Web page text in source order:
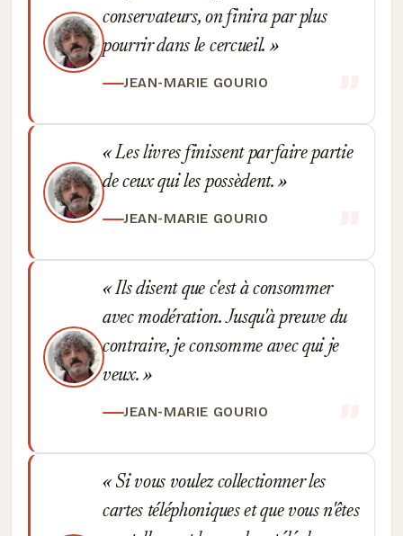
conservateurs, on finira par plus
pourrir dans le cercueil.
JEAN-MARIE GOURIO
Les livres finissent par faire partie
de ceux qui les possèdent.
JEAN-MARIE GOURIO
Ils disent que c'est à consommer
avec modération. Jusqu'à preuve du
contraire, je consomme avec qui je
veux.
JEAN-MARIE GOURIO
Si vous voulez collectionner les
cartes téléphoniques et que vous n'êtes